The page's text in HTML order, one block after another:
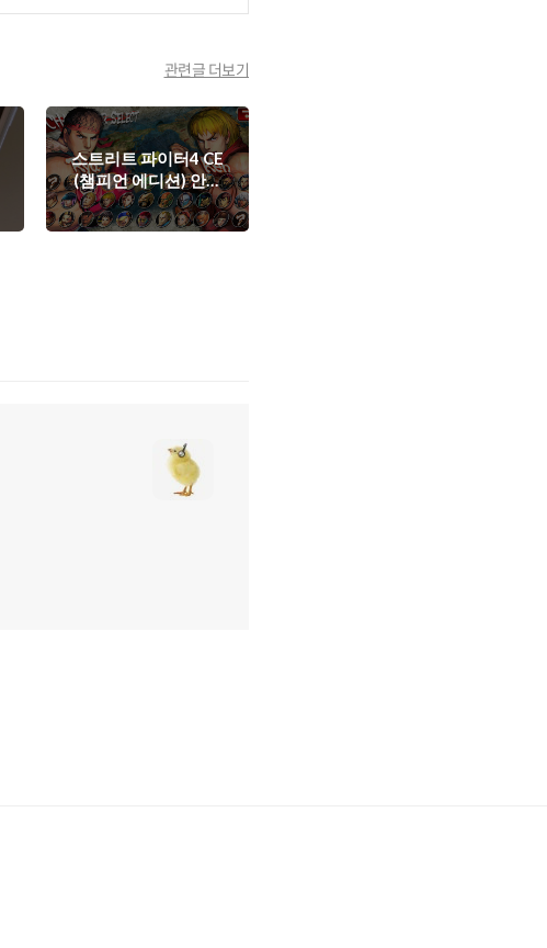
관련글 더보기
스트리트 파이터4 CE
(챔피언 에디션) 안드
로이드 버전!